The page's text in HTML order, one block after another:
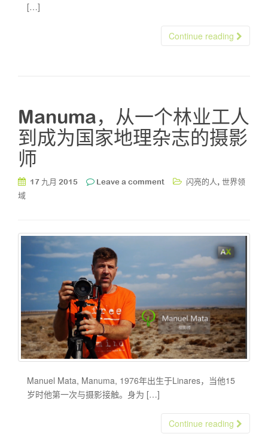
[…]
Continue reading
Manuma，从一个林业工人
到成为国家地理杂志的摄影
师
17 九月 2015 Leave a comment 闪亮的人, 世界领
域
Manuel Mata, Manuma, 1976年出生于Linares，当他15
岁时他第一次与摄影接触。身为 […]
Continue reading